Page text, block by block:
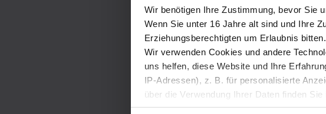
Wir benötigen Ihre Zustimmung, bevor Sie
Wenn Sie unter 16 Jahre alt sind und Ihre
Erziehungsberechtigten um Erlaubnis bitten.
Wir verwenden Cookies und andere
uns helfen, diese Website und Ihre
IP-Adressen), z. B. für personalisierte
über die Verwendung Ihrer Daten finden Sie
unter Details widerrufen oder anpassen.